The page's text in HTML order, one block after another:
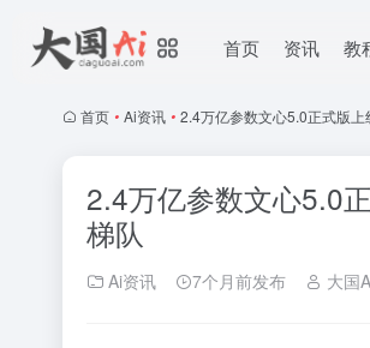
首页 资讯 教
首页 • Ai资讯 • 2.4万亿参数文心5.0正式版
2.4万亿参数文心5.0
梯队
Ai资讯 7个月前发布 大国